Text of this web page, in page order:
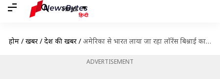
Hindi
होम / खबरें / देश की खबरें / अमेरिका से भारत लाया जा रहा लॉरेंस बिश्नाई का भाई अनमोल, सिद्दीकी हत्याकांड में है आरोपी
ADVERTISEMENT